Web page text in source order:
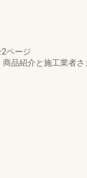
2ページ
品紹介と施工業者